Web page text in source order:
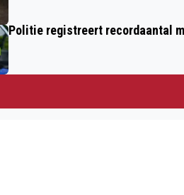
Politie registreert recordaantal